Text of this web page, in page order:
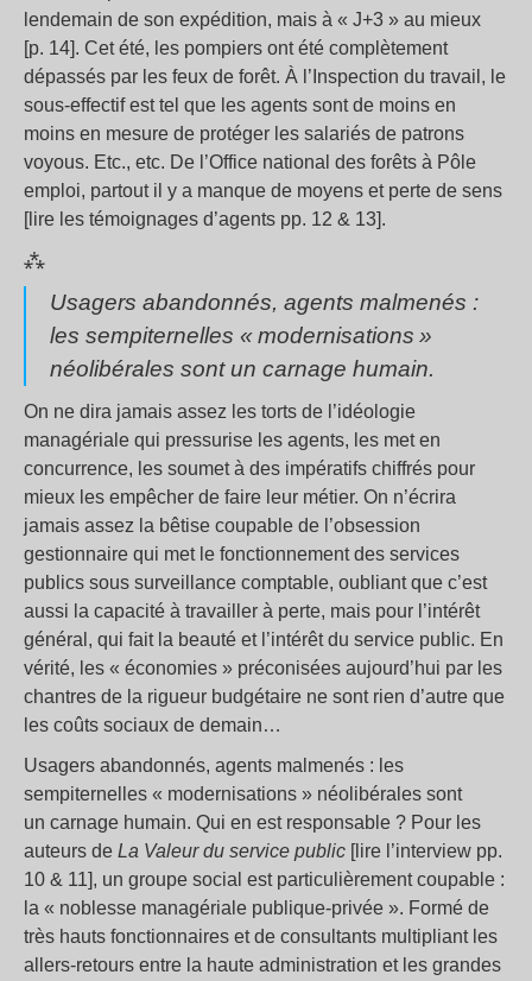
lendemain de son expédition, mais à « J+3 » au mieux
[p. 14]. Cet été, les pompiers ont été complètement
dépassés par les feux de forêt. À l’Inspection du travail, le
sous-effectif est tel que les agents sont de moins en
moins en mesure de protéger les salariés de patrons
voyous. Etc., etc. De l’Office national des forêts à Pôle
emploi, partout il y a manque de moyens et perte de sens
[lire les témoignages d’agents pp. 12 & 13].
⁂
Usagers abandonnés, agents malmenés :
les sempiternelles «modernisations »
néolibérales sont un carnage humain.
On ne dira jamais assez les torts de l’idéologie
managériale qui pressurise les agents, les met en
concurrence, les soumet à des impératifs chiffrés pour
mieux les empêcher de faire leur métier. On n’écrira
jamais assez la bêtise coupable de l’obsession
gestionnaire qui met le fonctionnement des services
publics sous surveillance comptable, oubliant que c’est
aussi la capacité à travailler à perte, mais pour l’intérêt
général, qui fait la beauté et l’intérêt du service public. En
vérité, les « économies » préconisées aujourd’hui par les
chantres de la rigueur budgétaire ne sont rien d’autre que
les coûts sociaux de demain…
Usagers abandonnés, agents malmenés : les
sempiternelles « modernisations » néolibérales sont
un carnage humain. Qui en est responsable ? Pour les
auteurs de La Valeur du service public [lire l’interview pp.
10 & 11], un groupe social est particulièrement coupable :
la « noblesse managériale publique-privée ». Formé de
très hauts fonctionnaires et de consultants multipliant les
allers-retours entre la haute administration et les grandes